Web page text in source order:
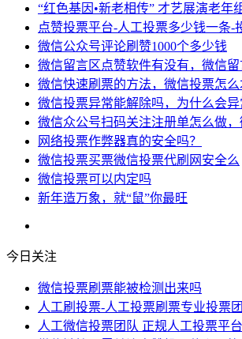
“红色基因•新老相传” 才艺展演老年
点赞投票平台-人工投票多少钱一条-
微信公众号评论刷赞1000个多少钱
微信留言区点赞软件有没有，微信
微信快速刷票的方法，微信投票怎
微信投票异常能解除吗，为什么会异
微信众公号扫码关注注册单怎么做
网络投票作弊器真的安全吗？
微信投票买票微信投票代刷网安全么
微信投票可以内定吗
新年造万象，就“鼠”你最旺
今日关注
微信投票刷票能被检测出来吗
人工刷投票-人工投票刷票专业投票团
人工微信投票团队 正规人工投票平